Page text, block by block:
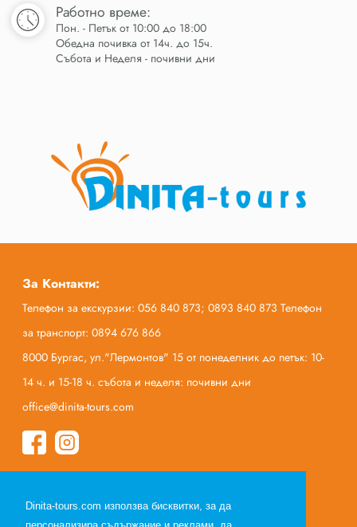
Dinita-tours.com използва бисквитки, за да
Работно време:
Пон. - Петък от 10:00 до 18:00
Обедна почивка от 14ч. до 15ч.
Събота и Неделя - почивни дни
За Контакти:
Телефон за екскурзии: 056 840 873; 0893 840 873 Телефон
за транспорт: 0894 676 866
8000 Бургас, ул."Лермонтов" 15 от понеделник до петък: 10-
14 ч. и 15-18 ч. събота и неделя: почивни дни
office@dinita-tours.com